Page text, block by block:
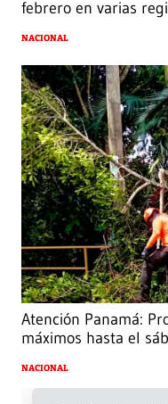
febrero en varias
NACIONAL
Atención Panamá:
máximos hasta el
NACIONAL